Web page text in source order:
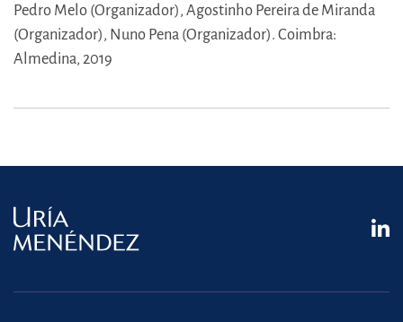
Pedro Melo (Organizador), Agostinho Pereira de Miranda
(Organizador), Nuno Pena (Organizador). Coimbra:
Almedina, 2019